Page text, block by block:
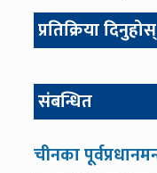
प्रतिक्रिया दिनुहोस्
संबन्धित
चीनका